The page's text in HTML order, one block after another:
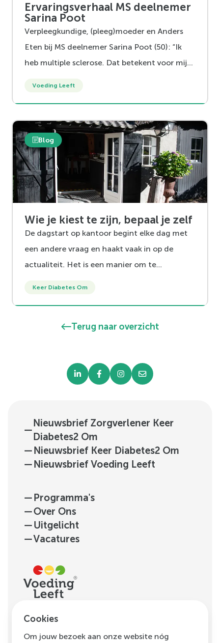
Ervaringsverhaal MS deelnemer
Sarina Poot
Verpleegkundige, (pleeg)moeder en Anders
Eten bij MS deelnemer Sarina Poot (50): “Ik
heb multiple sclerose. Dat betekent voor mij
Voeding Leeft
Blog
Wie je kiest te zijn, bepaal je zelf
De dagstart op kantoor begint elke dag met
een andere vraag en haakt vaak in op de
actualiteit. Het is een manier om te
belangrijke vraag. Niet alleen voor onze
kiezen van elke dag. Wat werkt voor jou en
Keer Diabetes Om
Terug naar overzicht
—
Nieuwsbrief Zorgverlener Keer
Diabetes2 Om
— Nieuwsbrief Keer Diabetes2 Om
— Nieuwsbrief Voeding Leeft
— Programma's
—Over Ons
— Uitgelicht
—Vacatures
H.J.E. Wenckebachweg
1096 AM Amsterdam
Cookies
Om jouw bezoek aan onze website nóg